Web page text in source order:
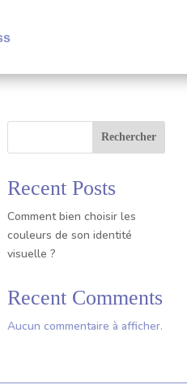
Rechercher
Recent Posts
Comment bien choisir les
couleurs de son identité
visuelle ?
Recent Comments
Aucun commentaire à afficher.